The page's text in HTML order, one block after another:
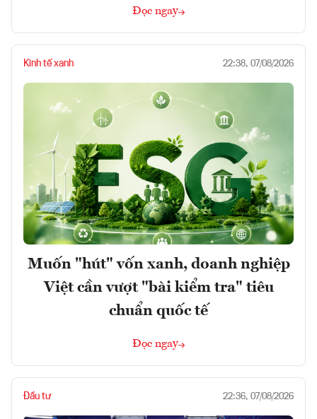
Đọc ngay
Kinh tế xanh 22:38, 07/08/2026
Muốn "hút" vốn xanh, doanh nghiệp
Việt cần vượt "bài kiểm tra" tiêu
chuẩn quốc tế
Đọc ngay
Đầu tư 22:36, 07/08/2026